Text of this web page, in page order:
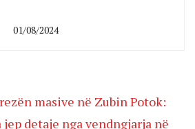
01/08/2024
masive në Zubin Potok:
detaje nga vendngjarja në